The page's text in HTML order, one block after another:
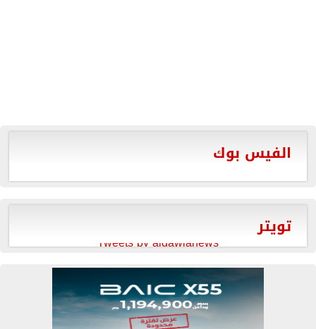
الفيس بوك
تويتر
Tweets by aldawlanews